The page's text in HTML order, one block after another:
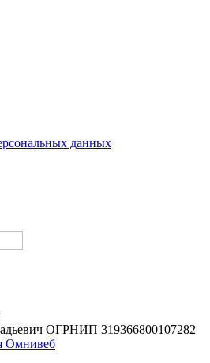
данных
ОГРНИП 319366800107282
Омнивеб